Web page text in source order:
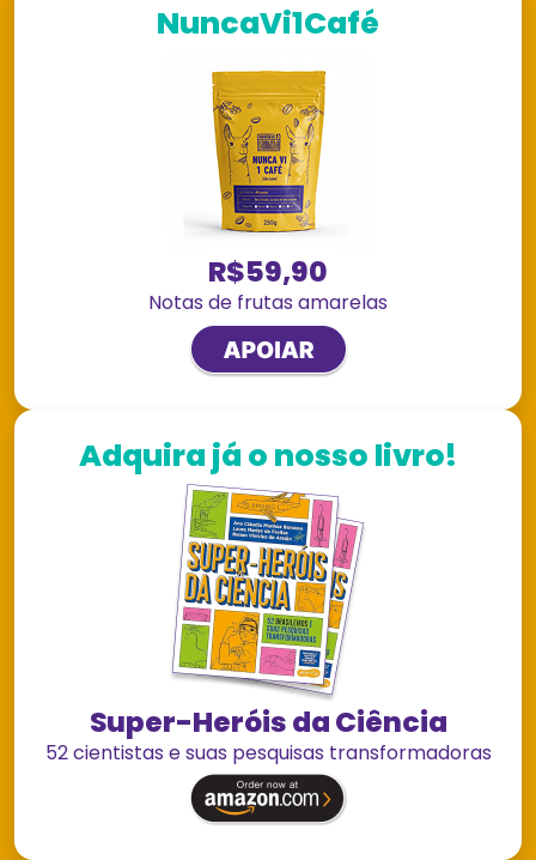
NuncaVi1Café
R$59,90
Notas de frutas amarelas
Adquira já o nosso livro!
Super-Heróis da Ciência
52 cientistas e suas pesquisas transformadoras